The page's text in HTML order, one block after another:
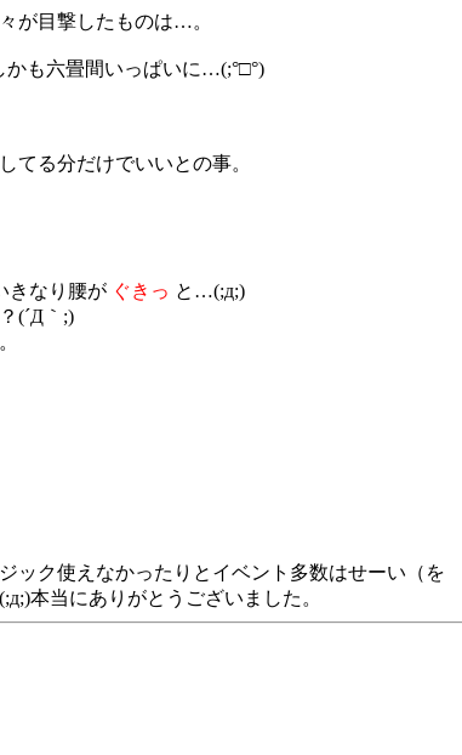
が目撃したものは…。
も六畳間いっぱいに…(;°□°)
てる分だけでいいとの事。
きなり腰が ぐきっ と…(;д;)
(´Д｀;)
ック使えなかったりとイベント多数はせーい（を
本当にありがとうございました。